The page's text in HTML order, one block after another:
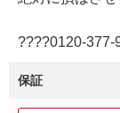
保証